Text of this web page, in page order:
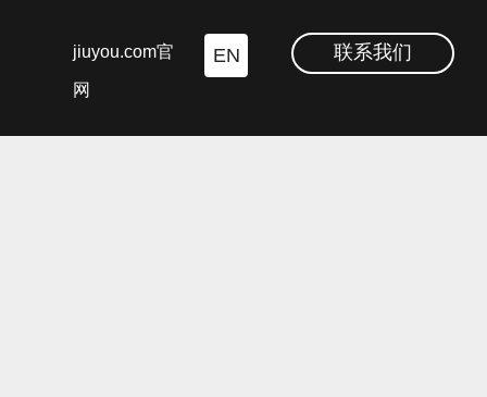
jiuyou.com官
网
EN 联系我们